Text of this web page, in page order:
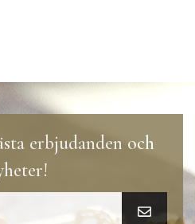
erbjudanden och